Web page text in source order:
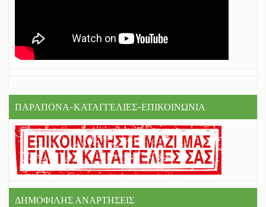
ΠΑΡΑΠΟΝΑ-ΚΑΤΑΓΓΕΛΙΕΣ-ΕΠΙΚΟΙΝΩΝΙΑ
ΔΗΜΟΦΙΛΗΣ ΑΝΑΡΤΗΣΕΙΣ